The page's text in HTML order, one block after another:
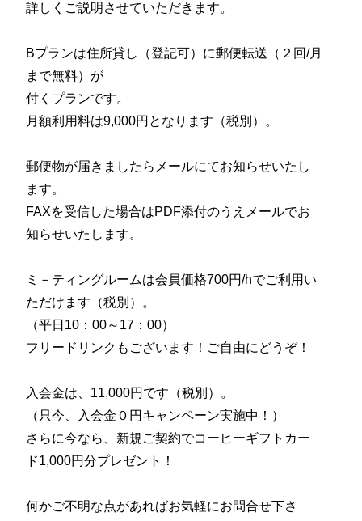
詳しくご説明させていただきます。
Bプランは住所貸し（登記可）に郵便転送（２回/月
まで無料）が
付くプランです。
月額利用料は9,000円となります（税別）。
郵便物が届きましたらメールにてお知らせいたし
ます。
FAXを受信した場合はPDF添付のうえメールでお
知らせいたします。
ミ－ティングルームは会員価格700円/hでご利用い
ただけます（税別）。
（平日10：00～17：00）
フリードリンクもございます！ご自由にどうぞ！
入会金は、11,000円です（税別）。
（只今、入会金０円キャンペーン実施中！）
さらに今なら、新規ご契約でコーヒーギフトカー
ド1,000円分プレゼント！
何かご不明な点があればお気軽にお問合せ下さ